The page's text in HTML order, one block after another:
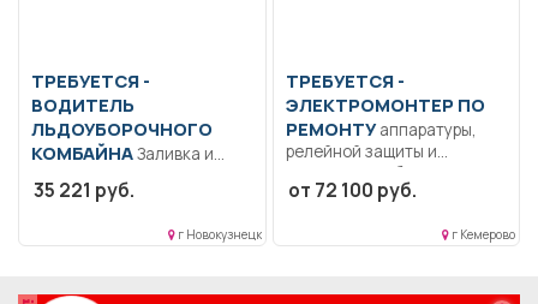
ТРЕБУЕТСЯ -
ВОДИТЕЛЬ
ЛЬДОУБОРОЧНОГО
КОМБАЙНА
рабочий день..
35 221 руб.
г Новокузнецк
ТРЕБУЕТСЯ -
ЭЛЕКТРОМОНТЕР ПО
РЕМОНТУаппаратуры,
релейной защиты и
автоматики Образование:
Среднее
от 72 100 руб.
г Кемерово